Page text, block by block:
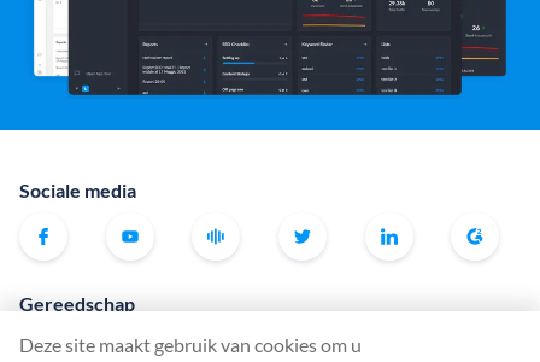
Sociale media
Gereedschap
Rank Tracker
Deze site maakt gebruik van cookies om u